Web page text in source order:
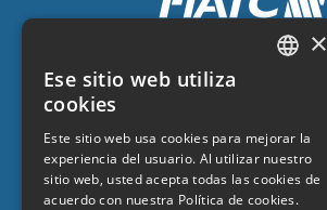
+34 918 66 98 06
ENGLISH
FRENCH
×
Ese sitio web utiliza
cookies
Este sitio web usa cookies para mejorar la
experiencia del usuario. Al utilizar nuestro
sitio web, usted acepta todas las cookies de
acuerdo con nuestra Política de cookies.